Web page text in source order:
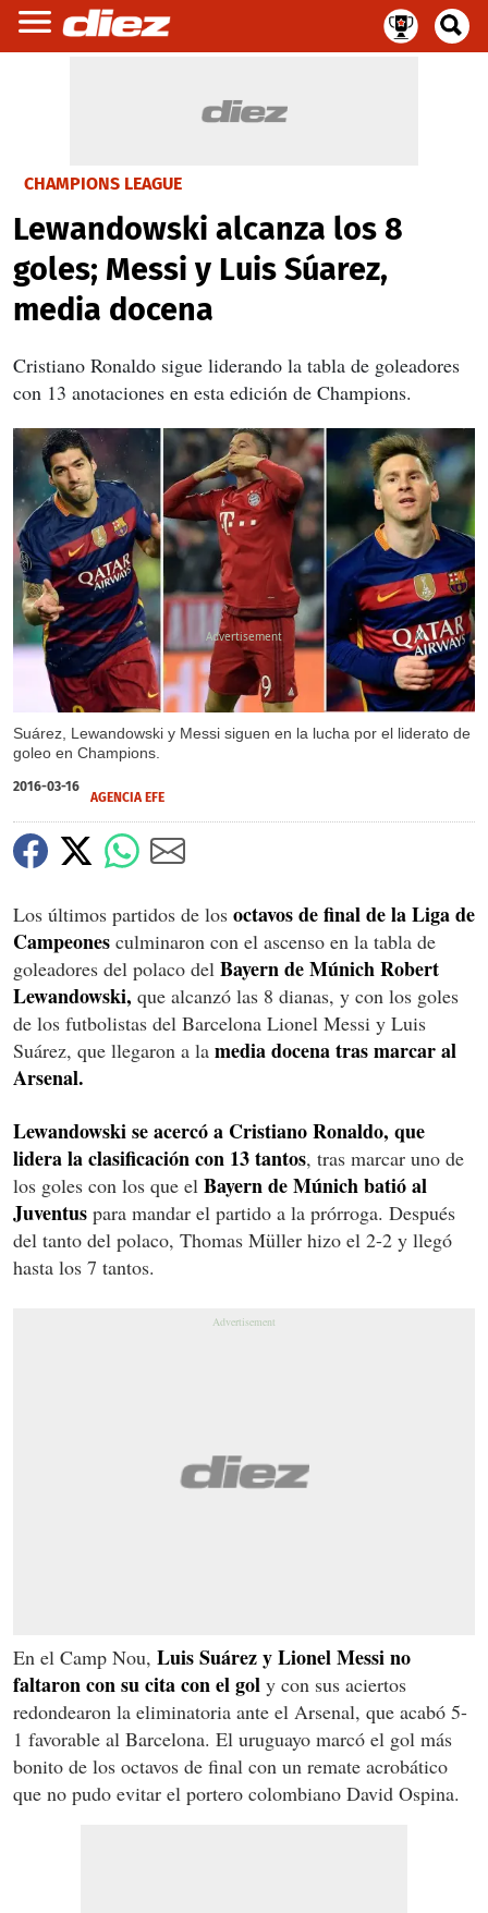
CHAMPIONS LEAGUE
Lewandowski alcanza los 8
goles; Messi y Luis Súarez,
media docena
Cristiano Ronaldo sigue liderando la tabla de goleadores
con 13 anotaciones en esta edición de Champions.
Suárez, Lewandowski y Messi siguen en la lucha por el liderato de
goleo en Champions.
X
2016-03-16
AGENCIA EFE
Los últimos partidos de los octavos de final de la Liga de
Campeones culminaron con el ascenso en la tabla de
goleadores del polaco del Bayern de Múnich Robert
Lewandowski, que alcanzó las 8 dianas, y con los goles
de los futbolistas del Barcelona Lionel Messi y Luis
Suárez, que llegaron a la media docena tras marcar al
Arsenal.
Lewandowski se acercó a Cristiano Ronaldo, que
lidera la clasificación con 13 tantos, tras marcar uno de
los goles con los que el Bayern de Múnich batió al
Juventus para mandar el partido a la prórroga. Después
del tanto del polaco, Thomas Müller hizo el 2-2 y llegó
hasta los 7 tantos.
En el Camp Nou, Luis Suárez y Lionel Messi no
faltaron con su cita con el gol y con sus aciertos
redondearon la eliminatoria ante el Arsenal, que acabó 5-
1 favorable al Barcelona. El uruguayo marcó el gol más
bonito de los octavos de final con un remate acrobático
que no pudo evitar el portero colombiano David Ospina.